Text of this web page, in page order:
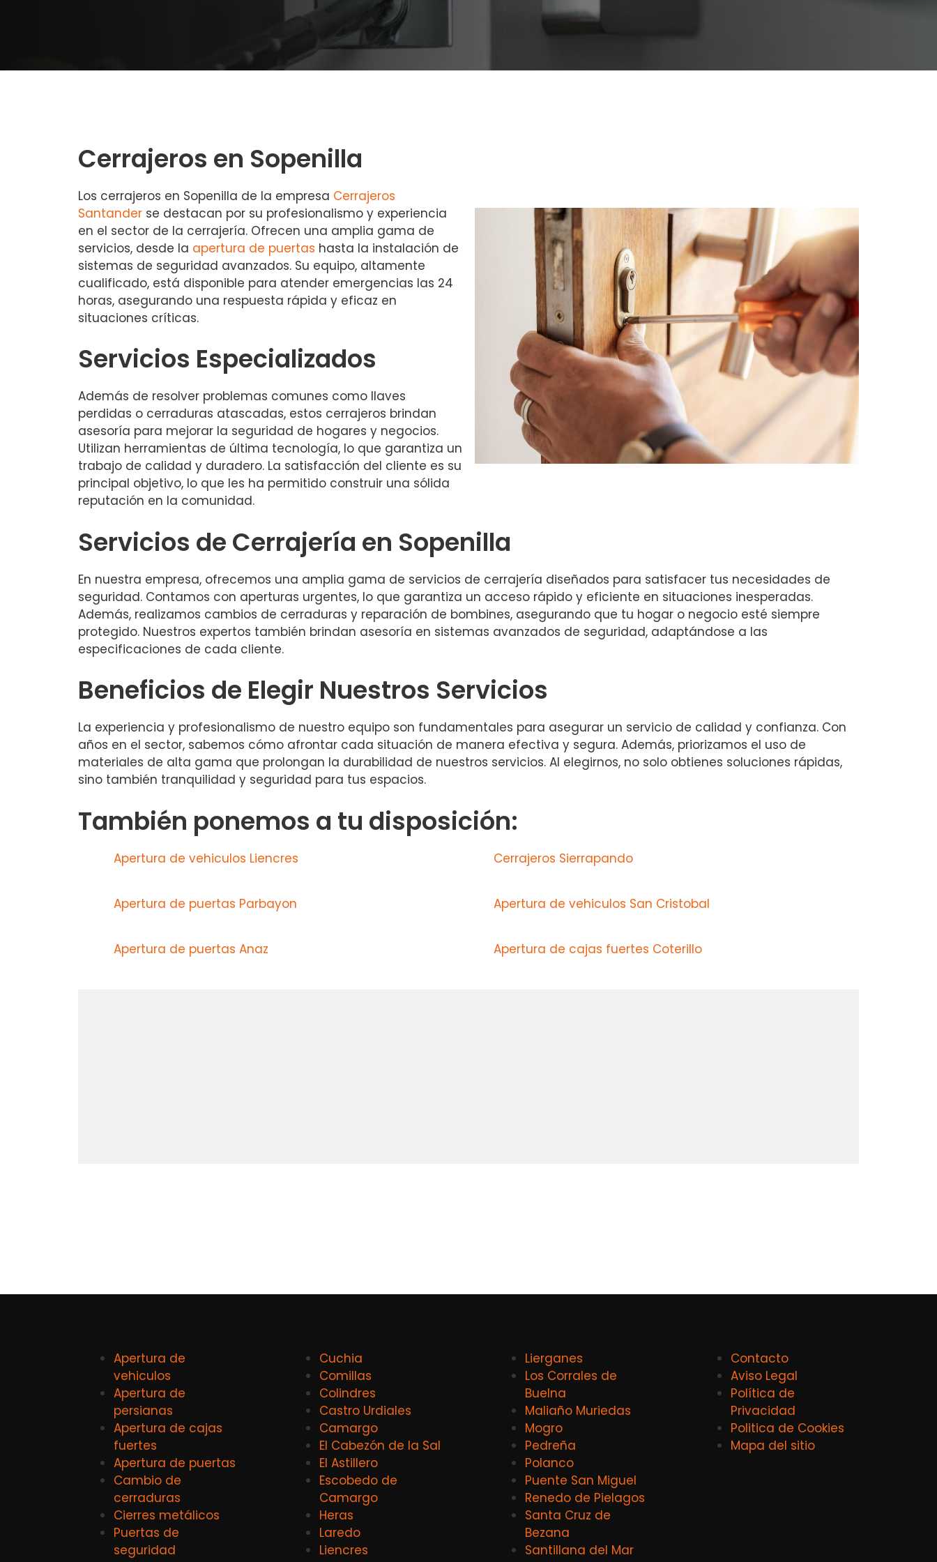
Cerrajeros en Sopenilla
Los cerrajeros en Sopenilla de la empresa Cerrajeros
Santander se destacan por su profesionalismo y experiencia
en el sector de la cerrajería. Ofrecen una amplia gama de
servicios, desde la apertura de puertas hasta la instalación de
sistemas de seguridad avanzados. Su equipo, altamente
cualificado, está disponible para atender emergencias las 24
horas, asegurando una respuesta rápida y eficaz en
situaciones críticas.
Servicios Especializados
Además de resolver problemas comunes como llaves
perdidas o cerraduras atascadas, estos cerrajeros brindan
asesoría para mejorar la seguridad de hogares y negocios.
Utilizan herramientas de última tecnología, lo que garantiza un
trabajo de calidad y duradero. La satisfacción del cliente es su
principal objetivo, lo que les ha permitido construir una sólida
reputación en la comunidad.
Servicios de Cerrajería en Sopenilla
En nuestra empresa, ofrecemos una amplia gama de servicios de cerrajería diseñados para satisfacer tus necesidades de
seguridad. Contamos con aperturas urgentes, lo que garantiza un acceso rápido y eficiente en situaciones inesperadas.
Además, realizamos cambios de cerraduras y reparación de bombines, asegurando que tu hogar o negocio esté siempre
protegido. Nuestros expertos también brindan asesoría en sistemas avanzados de seguridad, adaptándose a las
especificaciones de cada cliente.
Beneficios de Elegir Nuestros Servicios
La experiencia y profesionalismo de nuestro equipo son fundamentales para asegurar un servicio de calidad y confianza. Con
años en el sector, sabemos cómo afrontar cada situación de manera efectiva y segura. Además, priorizamos el uso de
materiales de alta gama que prolongan la durabilidad de nuestros servicios. Al elegirnos, no solo obtienes soluciones rápidas,
sino también tranquilidad y seguridad para tus espacios.
También ponemos a tu disposición:
Apertura de vehiculos Liencres Cerrajeros Sierrapando
Apertura de puertas Parbayon Apertura de vehiculos San Cristobal
Apertura de puertas Anaz Apertura de cajas fuertes Coterillo
Apertura de
vehiculos
Apertura de
persianas
Apertura de cajas
fuertes
Apertura de puertas
Cambio de
cerraduras
Cierres metálicos
Puertas de
seguridad
Cuchia
Comillas
Colindres
Castro Urdiales
Camargo
El Cabezón de la Sal
El Astillero
Escobedo de
Camargo
Heras
Laredo
Liencres
Lierganes
Los Corrales de
Buelna
Maliaño Muriedas
Mogro
Pedreña
Polanco
Puente San Miguel
Renedo de Pielagos
Santa Cruz de
Bezana
Santillana del Mar
Contacto
Aviso Legal
Política de
Privacidad
Politica de Cookies
Mapa del sitio